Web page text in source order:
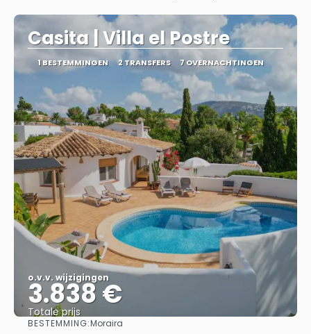
Casita | Villa el Postre
1 BESTEMMINGEN 2 TRANSFERS 7 OVERNACHTINGEN
o.v.v. wijzigingen
3.838 €
Totale prijs
BESTEMMING:Moraira